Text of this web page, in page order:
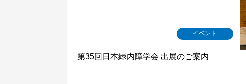
イベント
第35回日本緑内障学会 出展のご案内